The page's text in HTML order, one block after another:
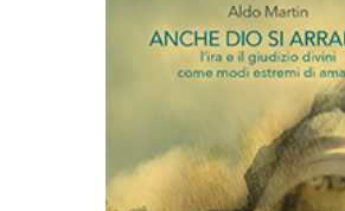
AGGIUNGI AL CARRELLO